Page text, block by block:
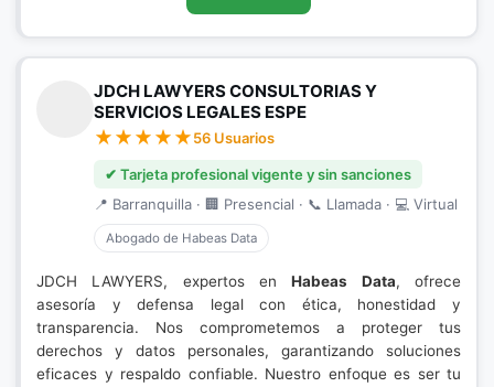
JDCH LAWYERS CONSULTORIAS Y
SERVICIOS LEGALES ESPE
56 Usuarios
✔ Tarjeta profesional vigente y sin sanciones
📍 Barranquilla · 🏢 Presencial · 📞 Llamada · 💻 Virtual
Abogado de Habeas Data
JDCH LAWYERS, expertos enHabeas Data, ofrece
asesoría y defensa legal con ética, honestidad y
transparencia. Nos comprometemos a proteger tus
derechos y datos personales, garantizando soluciones
eficaces y respaldo confiable. Nuestro enfoque es ser tu